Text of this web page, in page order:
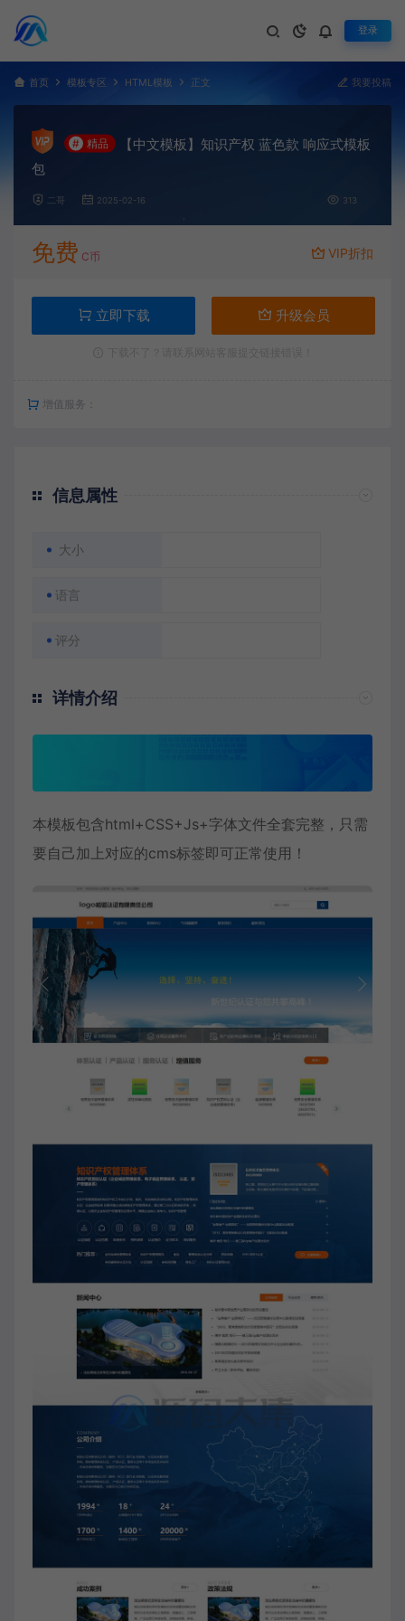
登录
首页 模板专区 HTML模板 正文 我要投稿
# 精品
【中文模板】知识产权 蓝色款 响应式模板
包
二哥 2025-02-16 313
免费 C币 VIP折扣
立即下载 升级会员
增值服务：
信息属性
大小
语言
评分
详情介绍
本模板包含html+CSS+Js+字体文件全套完整，只需
要自己加上对应的cms标签即可正常使用！